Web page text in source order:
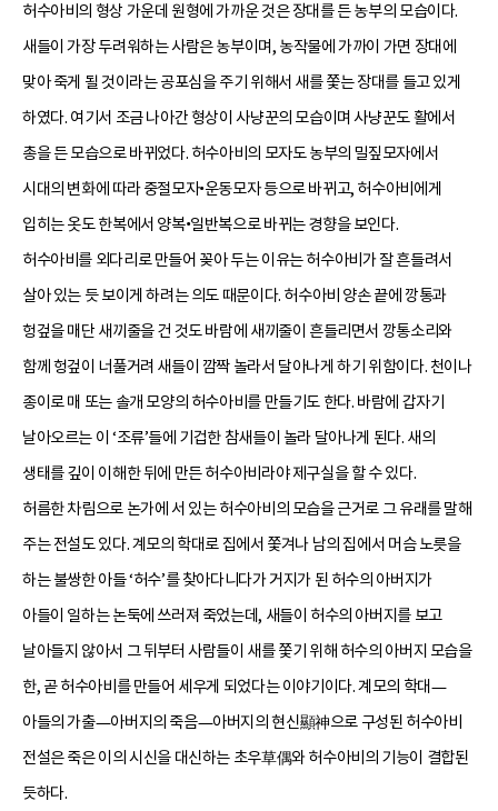
허수아비의 형상 가운데 원형에 가까운 것은 장대를 든 농부의 모습이다.
새들이 가장 두려워하는 사람은 농부이며, 농작물에 가까이 가면 장대에
맞아 죽게 될 것이라는 공포심을 주기 위해서 새를 쫓는 장대를 들고 있게
하였다. 여기서 조금 나아간 형상이 사냥꾼의 모습이며 사냥꾼도 활에서
총을 든 모습으로 바뀌었다. 허수아비의 모자도 농부의 밀짚모자에서
시대의 변화에 따라 중절모자•운동모자 등으로 바뀌고, 허수아비에게
입히는 옷도 한복에서 양복•일반복으로 바뀌는 경향을 보인다.
허수아비를 외다리로 만들어 꽂아 두는 이유는 허수아비가 잘 흔들려서
살아 있는 듯 보이게 하려는 의도 때문이다. 허수아비 양손 끝에 깡통과
헝겊을 매단 새끼줄을 건 것도 바람에 새끼줄이 흔들리면서 깡통소리와
함께 헝겊이 너풀거려 새들이 깜짝 놀라서 달아나게 하기 위함이다. 천이나
종이로 매 또는 솔개 모양의 허수아비를 만들기도 한다. 바람에 갑자기
날아오르는 이 ‘조류’들에 기겁한 참새들이 놀라 달아나게 된다. 새의
생태를 깊이 이해한 뒤에 만든 허수아비라야 제구실을 할 수 있다.
허름한 차림으로 논가에 서 있는 허수아비의 모습을 근거로 그 유래를 말해
주는 전설도 있다. 계모의 학대로 집에서 쫓겨나 남의 집에서 머슴 노릇을
하는 불쌍한 아들 ‘허수’를 찾아다니다가 거지가 된 허수의 아버지가
아들이 일하는 논둑에 쓰러져 죽었는데, 새들이 허수의 아버지를 보고
날아들지 않아서 그 뒤부터 사람들이 새를 쫓기 위해 허수의 아버지 모습을
한, 곧 허수아비를 만들어 세우게 되었다는 이야기이다. 계모의 학대—
아들의 가출—아버지의 죽음—아버지의 현신顯神으로 구성된 허수아비
전설은 죽은 이의 시신을 대신하는 초우草偶와 허수아비의 기능이 결합된
듯하다.